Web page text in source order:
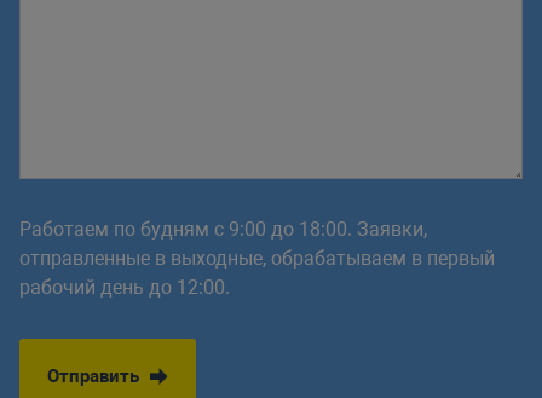
Работаем по будням с 9:00 до 18:00. Заявки,
отправленные в выходные, обрабатываем в первый
рабочий день до 12:00.
Отправить